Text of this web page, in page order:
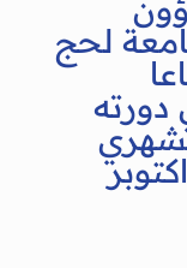
لحج
لشهري